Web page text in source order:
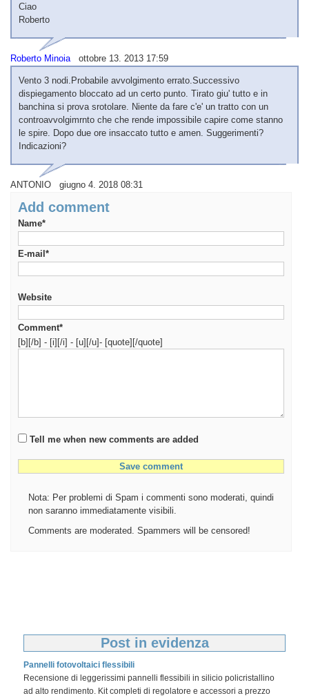
Ciao
Roberto
Roberto Minoia ottobre 13. 2013 17:59
Vento 3 nodi.Probabile avvolgimento errato.Successivo
dispiegamento bloccato ad un certo punto. Tirato giu' tutto e in
banchina si prova srotolare. Niente da fare c'e' un tratto con un
controavvolgimrnto che che rende impossibile capire come stanno
le spire. Dopo due ore insaccato tutto e amen. Suggerimenti?
Indicazioni?
ANTONIO giugno 4. 2018 08:31
Add comment
Name*
E-mail*
Website
Comment*
[b][/b] - [i][/i] - [u][/u]- [quote][/quote]
Tell me when new comments are added
Nota: Per problemi di Spam i commenti sono moderati, quindi
non saranno immediatamente visibili.
Comments are moderated. Spammers will be censored!
Post in evidenza
Pannelli fotovoltaici flessibili
Recensione di leggerissimi pannelli flessibili in silicio policristallino
ad alto rendimento. Kit completi di regolatore e accessori a prezzo